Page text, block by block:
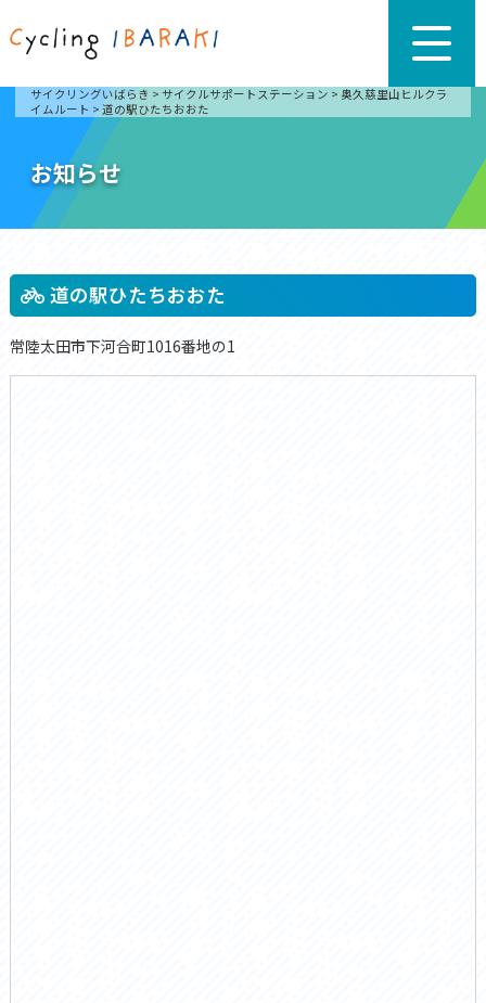
サイクリングいばらき > サイクルサポートステーション > 奥久慈里山ヒルクラ
イムルート >道の駅ひたちおおた
お知らせ
道の駅ひたちおおた
常陸太田市下河合町1016番地の1